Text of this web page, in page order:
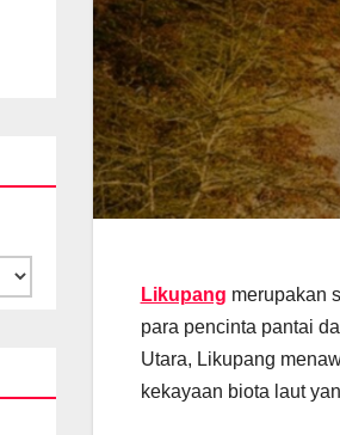
Likupang merupakan
para pencinta pantai
Utara, Likupang
kekayaan biota laut